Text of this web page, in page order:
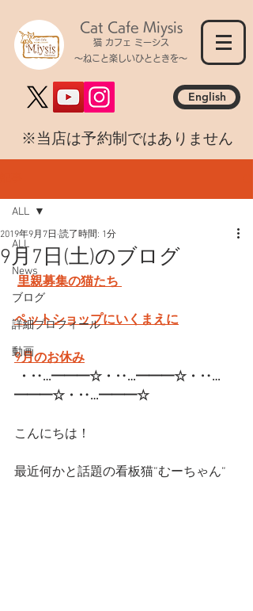
Cat Cafe Miysis
猫 カフェ ミーシス
～ねこと楽しいひとときを～
English
​※当店は予約制ではありません
ALL
News
ブログ
詳細プロフィール
動画
ALL
9月7日(土)のブログ
2019年9月7日 読了時間: 1分
里親募集の猫たち
ペットショップにいくまえに
9月のお休み
・‥…━━━☆・‥…━━━☆・‥…
━━━☆・‥…━━━☆
こんにちは！
最近何かと話題の看板猫“むーちゃん“